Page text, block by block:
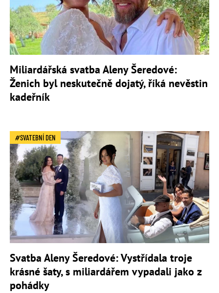
Miliardářská svatba Aleny Šeredové:
Ženich byl neskutečně dojatý, říká nevěstin
kadeřník
SVATEBNÍ DEN
Svatba Aleny Šeredové: Vystřídala troje
krásné šaty, s miliardářem vypadali jako z
pohádky